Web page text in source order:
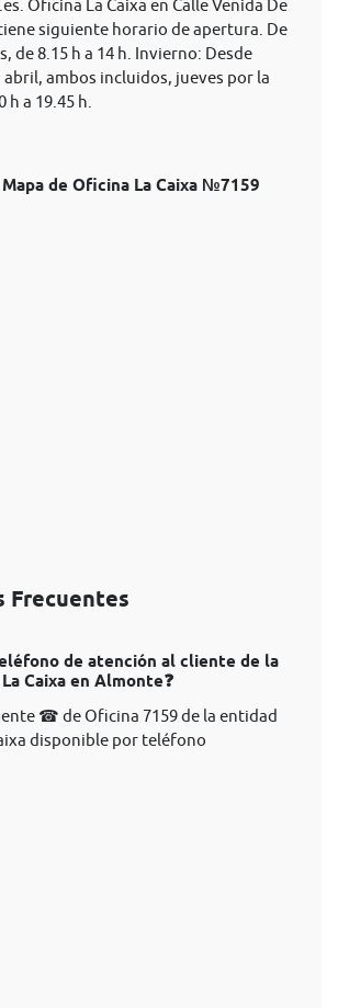
. Oficina La Caixa en Calle Venida De
siguiente horario de apertura. De
de 8.15 h a 14 h. Invierno: Desde
ambos incluidos, jueves por la
h a 19.45 h.
de Oficina La Caixa №7159
Frecuentes
de atención al cliente de la
Caixa en Almonte❓
☎ de Oficina 7159 de la entidad
disponible por teléfono